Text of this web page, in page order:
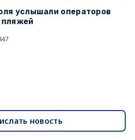
услышали операторов
пляжей
новость